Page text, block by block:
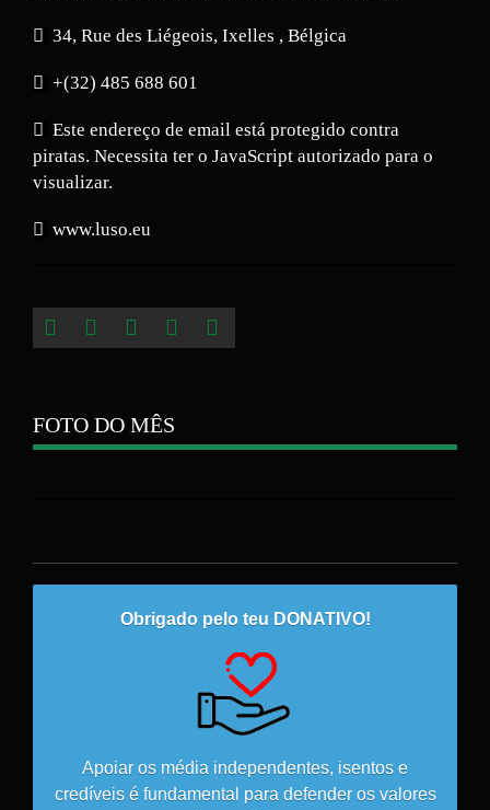
34, Rue des Liégeois, Ixelles , Bélgica
+(32) 485 688 601
Este endereço de email está protegido contra
piratas. Necessita ter o JavaScript autorizado para o
visualizar.
www.luso.eu
FOTO DO MÊS
Obrigado pelo teu DONATIVO!
Apoiar os média independentes, isentos e
credíveis é fundamental para defender os valores